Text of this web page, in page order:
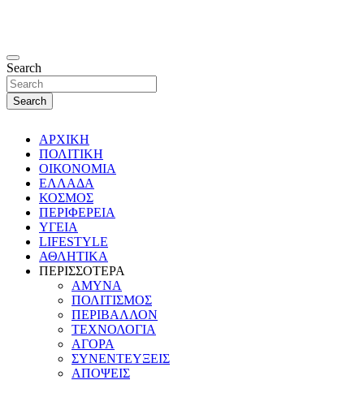
Search
Search
ΑΡΧΙΚΗ
ΠΟΛΙΤΙΚΗ
ΟΙΚΟΝΟΜΙΑ
ΕΛΛΑΔΑ
ΚΟΣΜΟΣ
ΠΕΡΙΦΕΡΕΙΑ
ΥΓΕΙΑ
LIFESTYLE
ΑΘΛΗΤΙΚΑ
ΠΕΡΙΣΣΟΤΕΡΑ
ΑΜΥΝΑ
ΠΟΛΙΤΙΣΜΟΣ
ΠΕΡΙΒΑΛΛΟΝ
ΤΕΧΝΟΛΟΓΙΑ
ΑΓΟΡΑ
ΣΥΝΕΝΤΕΥΞΕΙΣ
ΑΠΟΨΕΙΣ